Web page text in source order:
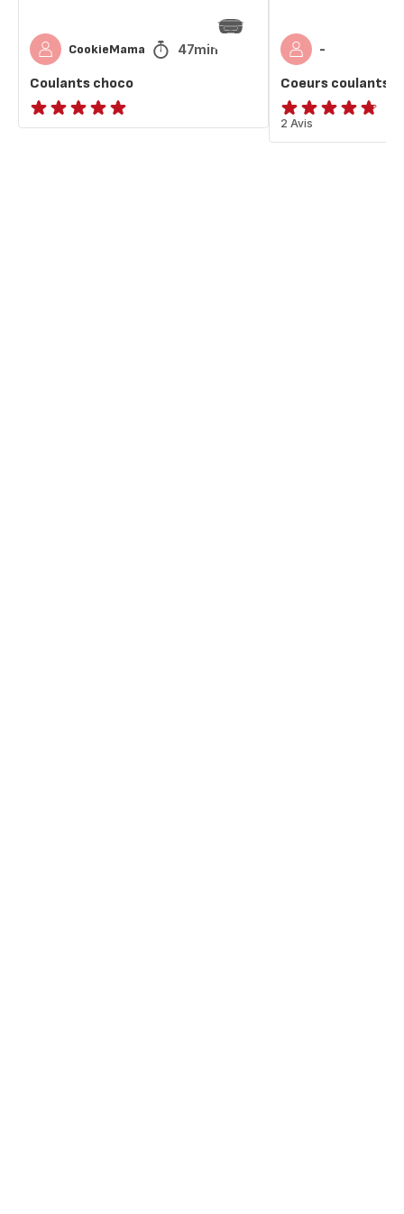
CookieMama 47min
Coulants choco
ratings.NaN
-
Coeurs coulants
ratings.4.7
2 Avis